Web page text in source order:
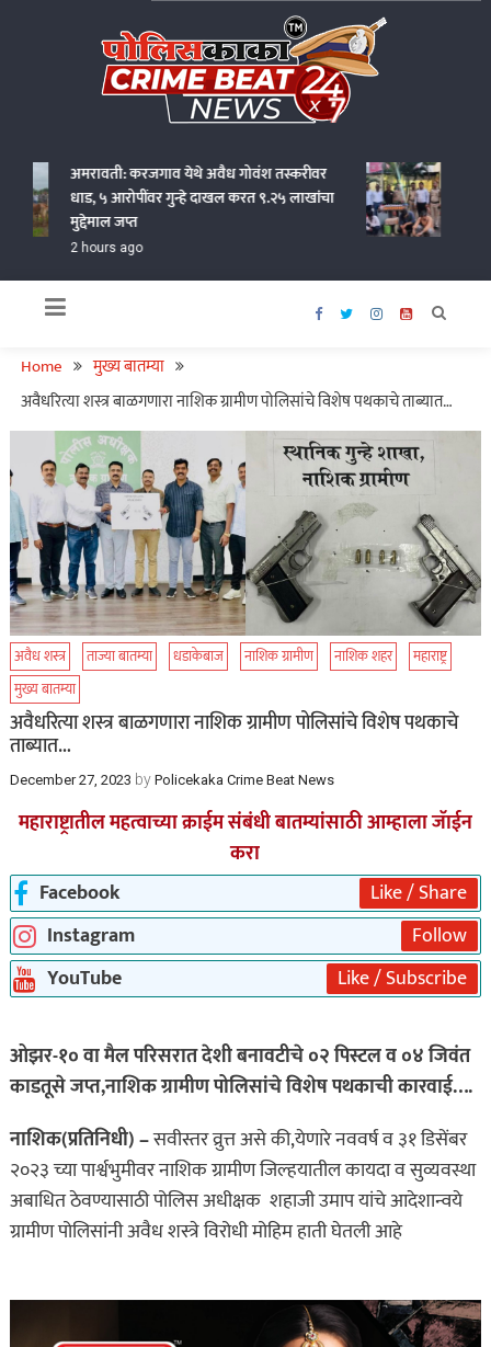
अमरावती: करजगाव येथे अवैध गोवंश तस्करीवर
धाड, ५ आरोपींवर गुन्हे दाखल करत ९.२५ लाखांचा
मुद्देमाल जप्त
2 hours ago
Home
मुख्य बातम्या
अवैधरित्या शस्त्र बाळगणारा नाशिक ग्रामीण पोलिसांचे विशेष पथकाचे ताब्यात…
अवैध शस्त्र ताज्या बातम्या धडाकेबाज नाशिक ग्रामीण नाशिक शहर
महाराष्ट्र
मुख्य बातम्या
अवैधरित्या शस्त्र बाळगणारा नाशिक ग्रामीण पोलिसांचे विशेष पथकाचे
ताब्यात…
December 27, 2023 by Policekaka Crime Beat News
महाराष्ट्रातील महत्वाच्या क्राईम संबंधी बातम्यांसाठी आम्हाला जॅाईन
करा
Facebook
Like / Share
Instagram
Follow
YouTube
Like / Subscribe
ओझर-१० वा मैल परिसरात देशी बनावटीचे ०२ पिस्टल व ०४ जिवंत
काडतूसे जप्त,नाशिक ग्रामीण पोलिसांचे विशेष पथकाची कारवाई….
नाशिक(प्रतिनिधी) –सवीस्तर व्रुत्त असे की,येणारे नववर्ष व ३१ डिसेंबर
२०२३ च्या पार्श्वभुमीवर नाशिक ग्रामीण जिल्हयातील कायदा व सुव्यवस्था
अबाधित ठेवण्यासाठी पोलिस अधीक्षक शहाजी उमाप यांचे आदेशान्वये
ग्रामीण पोलिसांनी अवैध शस्त्रे विरोधी मोहिम हाती घेतली आहे